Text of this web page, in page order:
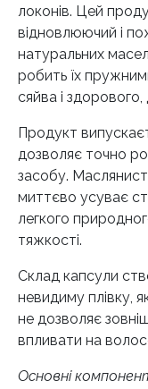
локонів. Цей
відновлюючий і
натуральних
робить їх
сяйва і
Продукт
дозволяє точно
засобу.
миттєво усуває
легкого
тяжкості.
Склад капсули
невидиму плівку,
не дозволяє
впливати на
Основні